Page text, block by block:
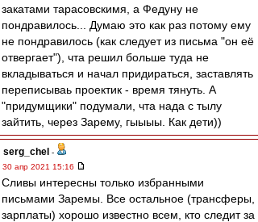
закатами тарасовскимя, а Федуну не
пондравилось... Думаю это как раз потому ему
не пондравилось (как следует из письма "он её
отвергает"), чта решил больше туда не
вкладываться и начал придираться, заставлять
переписываь проектик - время тянуть. А
"придумщики" подумали, чта нада с тылу
зайтить, через Зарему, гыыыы. Как дети))
serg_chel -
30 апр 2021 15:16
Сливы интересны только избранными
письмами Заремы. Все остальное (трансферы,
зарплаты) хорошо известно всем, кто следит за